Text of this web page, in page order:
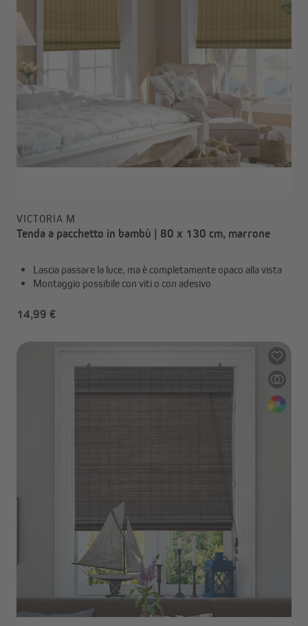
VICTORIA M
Tenda a pacchetto in bambù | 80 x 130 cm, marrone
Lascia passare la luce, ma è completamente opaco alla vista
Montaggio possibile con viti o con adesivo
14,99 €